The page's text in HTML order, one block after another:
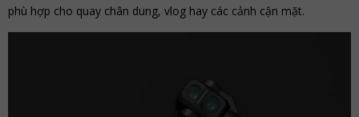
phù hợp cho quay chân dung, vlog hay các cảnh cận mặt.